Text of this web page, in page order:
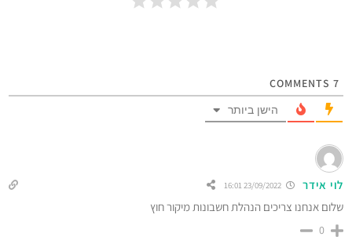
7
הישן ביותר
לוי אידר
שלום אנחנו צריכים הנהלת חשבונות מיקור חוץ
0